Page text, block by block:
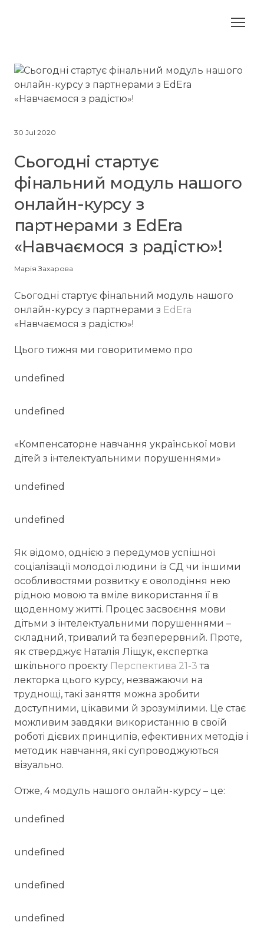
30 Jul 2020
Сьогодні стартує
фінальний модуль нашого
онлайн-курсу з
партнерами з EdEra
«Навчаємося з радістю»!
Марія Захарова
Сьогодні стартує фінальний модуль нашого
онлайн-курсу з партнерами з EdEra
«Навчаємося з радістю»!
Цього тижня ми говоритимемо про
undefined
undefined
«Компенсаторне навчання української мови
дітей з інтелектуальними порушеннями»
undefined
undefined
Як відомо, однією з передумов успішної
соціалізації молодої людини із СД чи іншими
особливостями розвитку є оволодіння нею
рідною мовою та вміле використання її в
щоденному житті. Процес засвоєння мови
дітьми з інтелектуальними порушеннями –
складний, тривалий та безперервний. Проте,
як стверджує Наталія Ліщук, експертка
шкільного проєкту Перспектива 21-3 та
лекторка цього курсу, незважаючи на
труднощі, такі заняття можна зробити
доступними, цікавими й зрозумілими. Це стає
можливим завдяки використанню в своїй
роботі дієвих принципів, ефективних методів і
методик навчання, які супроводжуються
візуально.
Отже, 4 модуль нашого онлайн-курсу – це:
undefined
undefined
undefined
undefined